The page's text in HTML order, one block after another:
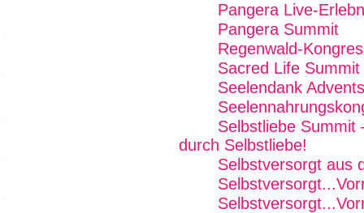
Pangera Live-
Pangera Summit
Regenwald-
Sacred Life Summit
Seelendank
Selbstliebe Summit
durch Selbstliebe!
Selbstversorgt aus